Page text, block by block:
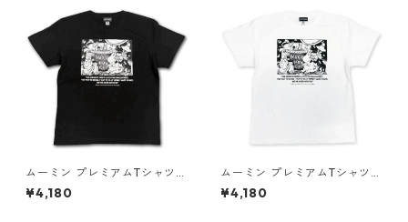
ムーミン プレミアムTシャツ
思い出 ブラック 海のオーケス
トラ号 80th 小説TEE MOOMI
¥4,180
ムーミン プレミアムTシャツ
思い出 ホワイト 海のオーケス
トラ号 80th 小説TEE MOOMI
¥4,180